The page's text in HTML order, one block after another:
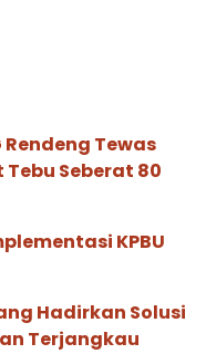
Rendeng Tewas
Seberat 80
KPBU
Hadirkan Solusi
Terjangkau